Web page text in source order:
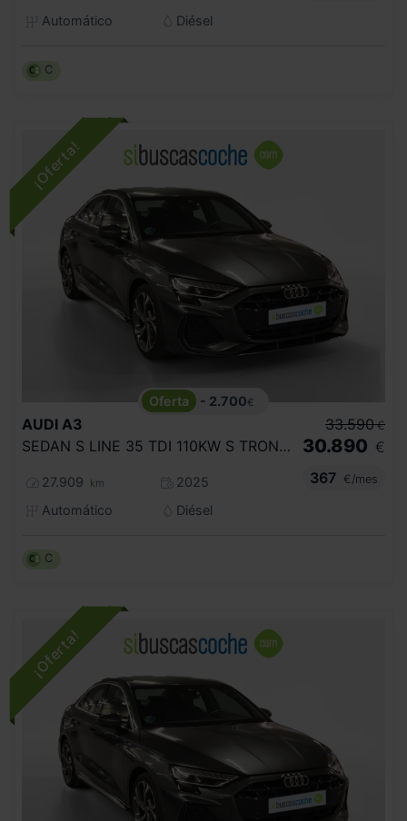
Automático
Diésel
C
- 2.700€
AUDI A3
SEDAN S LINE 35 TDI 110KW S TRONIC
27.909 km
2025
Automático
Diésel
33.590 €
30.890 €
367
€/mes
C